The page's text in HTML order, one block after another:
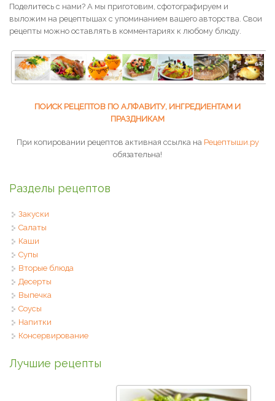
Поделитесь с нами? А мы приготовим, сфотографируем и
выложим на рецептышах с упоминанием вашего авторства. Свои
рецепты можно оставлять в комментариях к любому блюду.
ПОИСК РЕЦЕПТОВ ПО АЛФАВИТУ, ИНГРЕДИЕНТАМ И
ПРАЗДНИКАМ
При копировании рецептов активная ссылка на Рецептыши.ру
обязательна!
Разделы рецептов
Закуски
Салаты
Каши
Супы
Вторые блюда
Десерты
Выпечка
Соусы
Напитки
Консервирование
Лучшие рецепты